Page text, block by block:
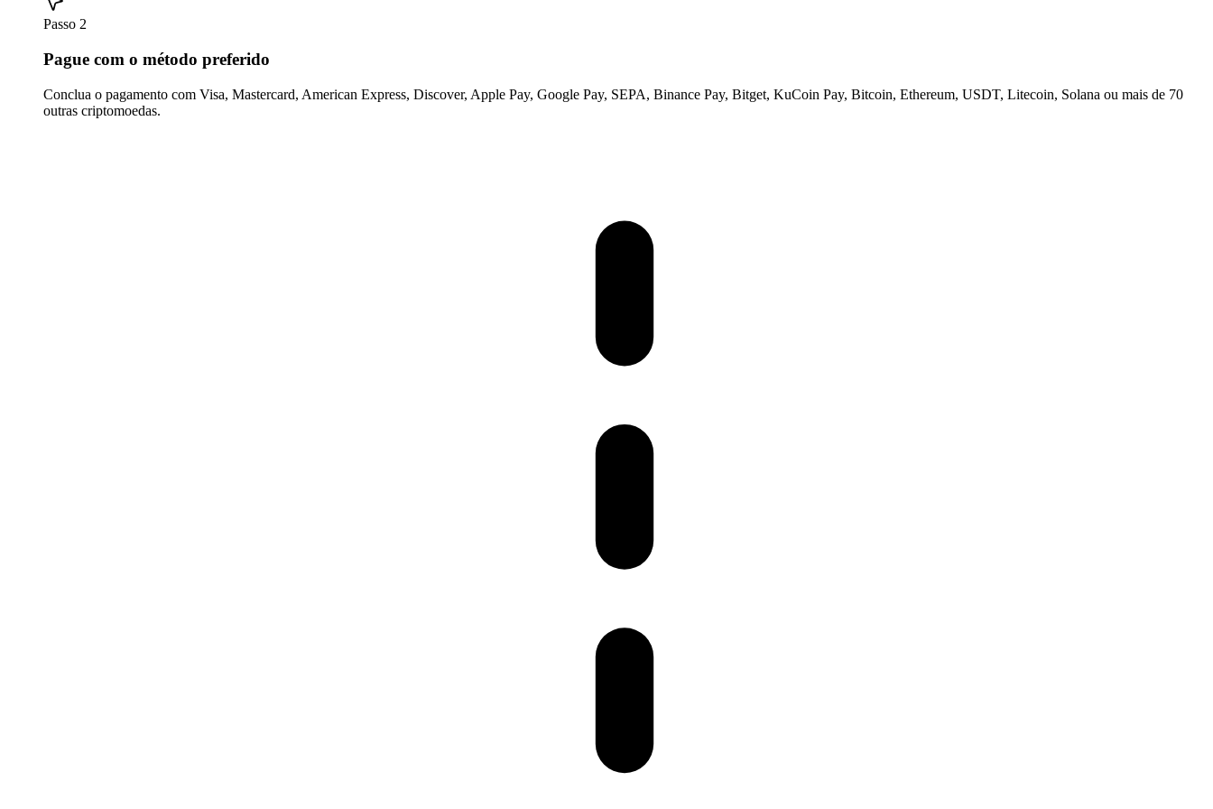
Passo 2
Pague com o método preferido
Conclua o pagamento com Visa, Mastercard, American Express, Discover, Apple Pay, Google Pay, SEPA, Binance Pay, Bitget, KuCoin Pay, Bitcoin, Ethereum, USDT, Litecoin, Solana ou mais de 70
outras criptomoedas.